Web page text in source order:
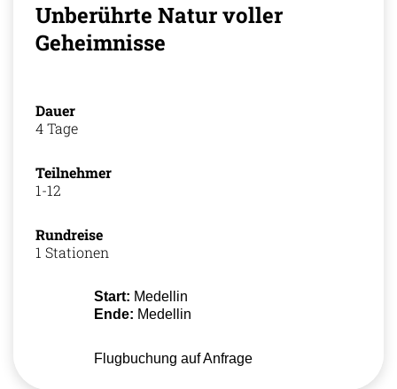
Unberührte Natur voller
Geheimnisse
Dauer
4 Tage
Teilnehmer
1-12
Rundreise
1 Stationen
Start: Medellin
Ende: Medellin
Flugbuchung auf Anfrage